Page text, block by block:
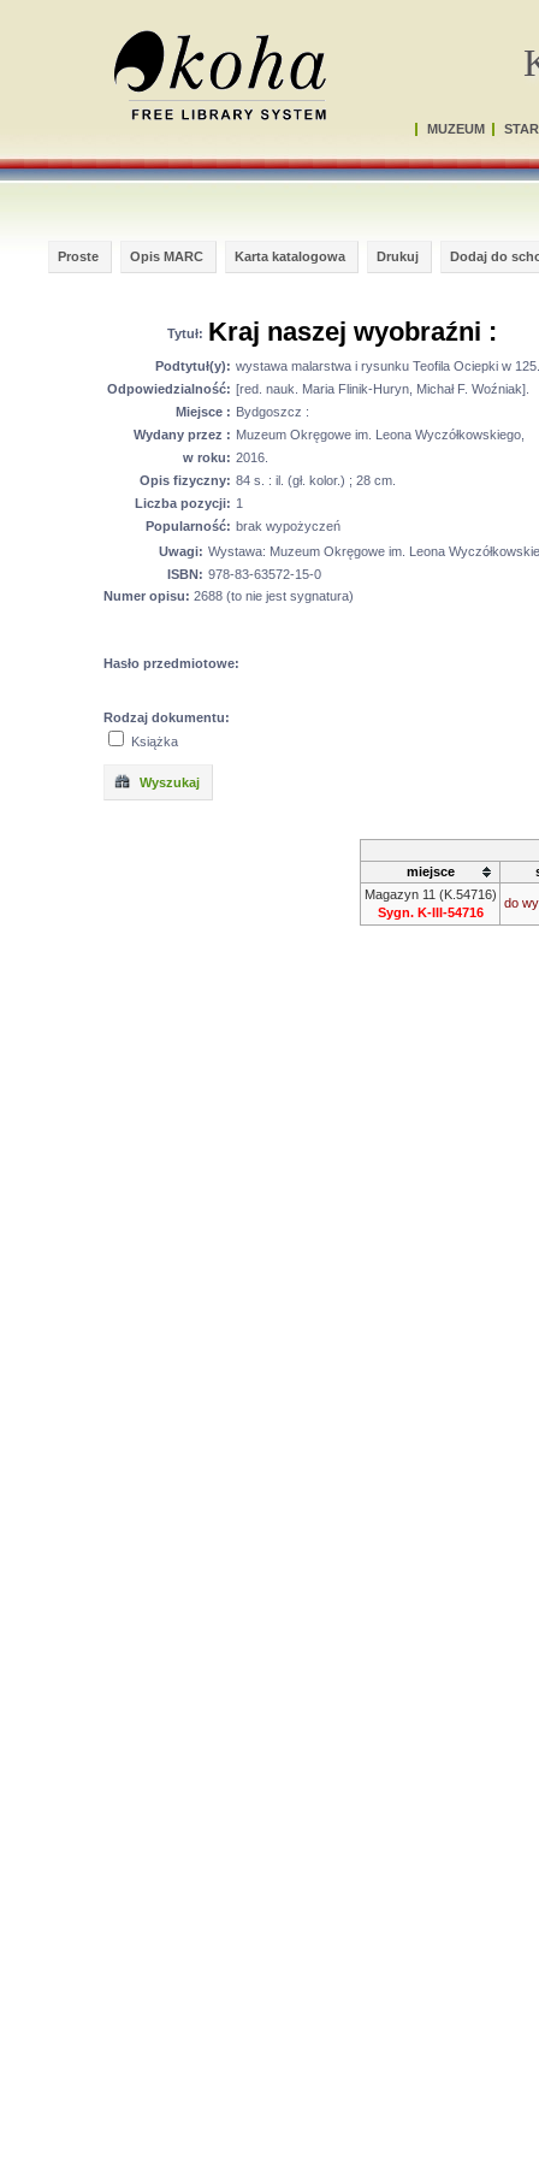
MUZEUM
Proste Opis MARC Karta katalogowa Drukuj Dodaj do
Tytuł: Kraj naszej wyobraźni :
Podtytuł(y): wystawa malarstwa i rysunku Teofila Ociepki w
Odpowiedzialność: [red. nauk. Maria Flinik-Huryn, Michał F. Woźniak].
Miejsce : Bydgoszcz :
Wydany przez : Muzeum Okręgowe im. Leona Wyczółkowskiego,
w roku: 2016.
Opis fizyczny: 84 s. : il. (gł. kolor.) ; 28 cm.
Liczba pozycji: 1
Popularność: brak wypożyczeń
Uwagi: Wystawa: Muzeum Okręgowe im. Leona
ISBN: 978-83-63572-15-0
Numer opisu: 2688 (to nie jest sygnatura)
Hasło przedmiotowe:
Rodzaj dokumentu:
Książka
Wyszukaj
miejsce
Magazyn 11 (K.54716)
Sygn. K-III-54716
do